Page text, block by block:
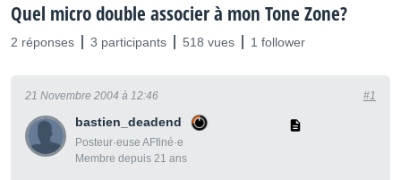
Quel micro double associer à mon Tone Zone?
2 réponses 3 participants 518 vues 1 follower
bastien_deadend
Posteur·euse AFfiné·e
Membre depuis 21 ans
21 Novembre 2004 à 12:46 #1